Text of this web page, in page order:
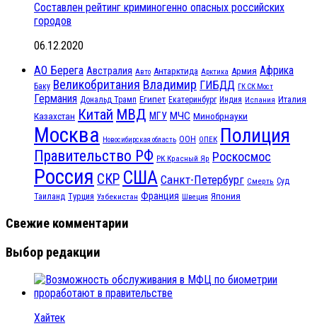
Составлен рейтинг криминогенно опасных российских
городов
06.12.2020
АО Берега Австралия Авто Антарктида Арктика Армия Африка
Баку Великобритания Владимир ГИБДД ГК СК Мост
Германия Дональд Трамп Египет Екатеринбург Индия Испания Италия
Казахстан Китай МВД МГУ МЧС Минобрнауки
Москва Новосибирская область ООН ОПЕК Полиция
Правительство РФ РК Красный Яр Роскосмос
Россия СКР США Санкт-Петербург Смерть Суд
Таиланд Турция Узбекистан Франция Швеция Япония
Свежие комментарии
Выбор редакции
Хайтек